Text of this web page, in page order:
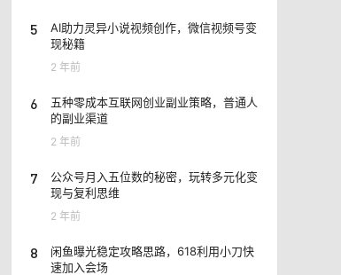
5
AI助力灵异小说视频创作，微信视频号变
现秘籍
2 年前
6
五种零成本互联网创业副业策略，普通人
的副业渠道
2 年前
7
公众号月入五位数的秘密，玩转多元化变
现与复利思维
2 年前
8
闲鱼曝光稳定攻略思路，618利用小刀快
速加入会场